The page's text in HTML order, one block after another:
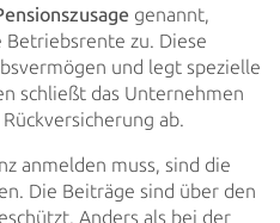
genannt,
zu. Diese
und legt spezielle
schließt das Unternehmen
ab.
anmelden muss, sind die
Die Beiträge sind über den
Anders als bei der